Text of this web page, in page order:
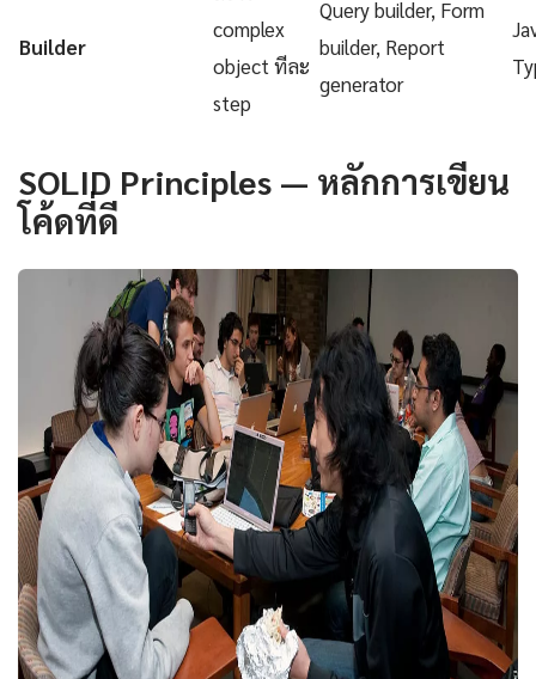
Builder
complex
object ทีละ
step
Query builder, Form
builder, Report
generator
SOLID Principles — หลักการเขียน
โค้ดที่ดี